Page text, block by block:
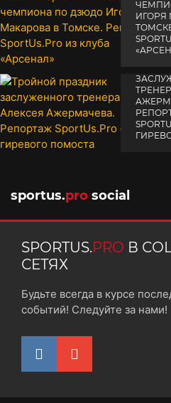
ИГОРЯ
sportus.pro social
SPORTUS.PRO В
СЕТЯХ
Будьте всегда в курсе
событий! Следуйте за нами!